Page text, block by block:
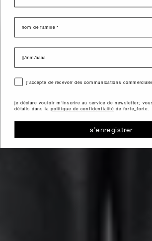
last name
data di nascita
consensoj'accepte de recevoir des communications
je déclare vouloir m'inscrire au service de newsletter;
détails dans la politique de confidentialitéde forte_forte.
s'enregistrer